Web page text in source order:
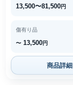
13,500〜81,500円
傷有り品
〜 13,500円
商品詳細